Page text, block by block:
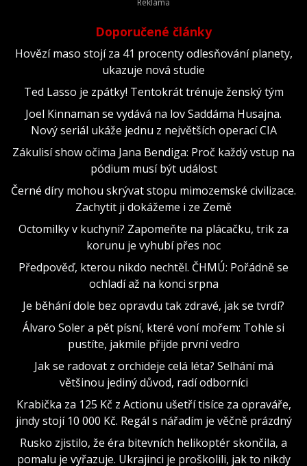
Doporučené články
Hovězí maso stojí za 41 procenty odlesňování planety,
ukazuje nová studie
Ted Lasso je zpátky! Tentokrát trénuje ženský tým
Joel Kinnaman se vydává na lov Saddáma Husajna.
Nový seriál ukáže jednu z největších operací CIA
Zákulisí show očima Jana Bendiga: Proč každý vstup na
pódium musí být událost
Černé díry mohou skrývat stopu mimozemské civilizace.
Zachytit ji dokážeme i ze Země
Octomilky v kuchyni? Zapomeňte na plácačku, trik za
korunu je vyhubí přes noc
Předpověď, kterou nikdo nechtěl. ČHMÚ: Pořádně se
ochladí až na konci srpna
Je běhání dole bez opravdu tak zdravé, jak se tvrdí?
Álvaro Soler a pět písní, které voní mořem: Tohle si
pustíte, jakmile přijde první vedro
Jak se radovat z orchideje celá léta? Selhání má
většinou jediný důvod, radí odborníci
Krabička za 125 Kč z Actionu ušetří tisíce za opraváře,
jindy stojí 10 000 Kč. Regál s nářadím je věčně prázdný
Rusko zjistilo, že éra bitevních helikoptér skončila, a
pomalu je vyřazuje. Ukrajinci je proškolili, jak to nikdy